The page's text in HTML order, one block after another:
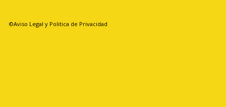
©Aviso Legal y Politica de Privacidad